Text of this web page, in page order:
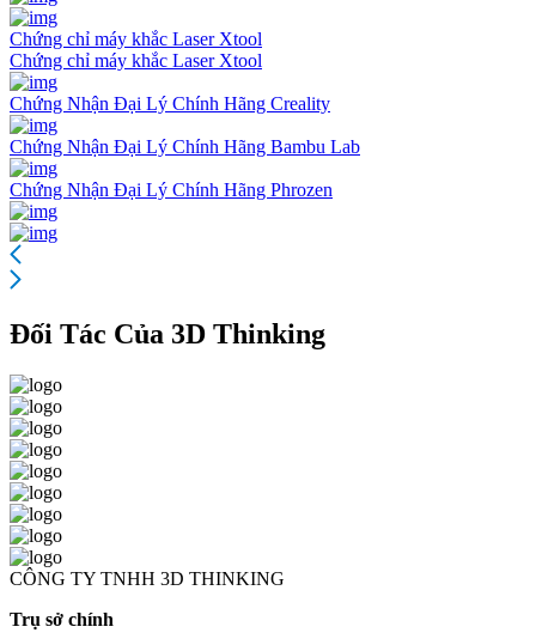
Chứng chỉ máy khắc Laser Xtool
Chứng chỉ máy khắc Laser Xtool
Chứng Nhận Đại Lý Chính Hãng Creality
Chứng Nhận Đại Lý Chính Hãng Bambu Lab
Chứng Nhận Đại Lý Chính Hãng Phrozen
Đối Tác Của 3D Thinking
CÔNG TY TNHH 3D THINKING
Trụ sở chính